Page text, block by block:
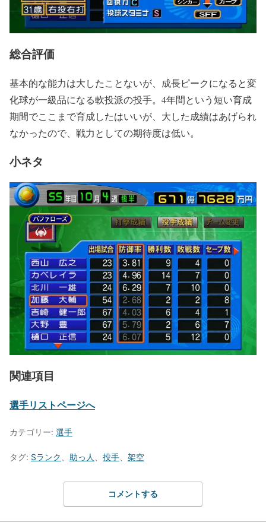
総合評価
基本的な能力は大したことないが、成長ピークになると変
化球が一級品になる軟投派の投手。4年間という短い育成
期間でここまで育成したはいいが、大した成績はあげられ
なかったので、戦力としての期待度は低い。
小ネタ
関連項目
選手リストページへ
カテゴリー: 選手
タグ: Sランク 助っ人 投手 架空
コメントする